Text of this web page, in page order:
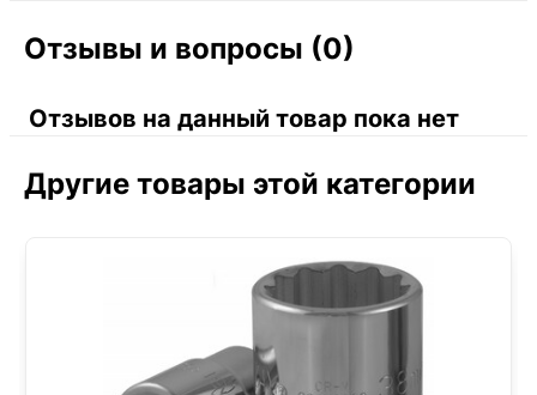
Отзывы и вопросы (0)
Отзывов на данный товар пока нет
Другие товары этой категории